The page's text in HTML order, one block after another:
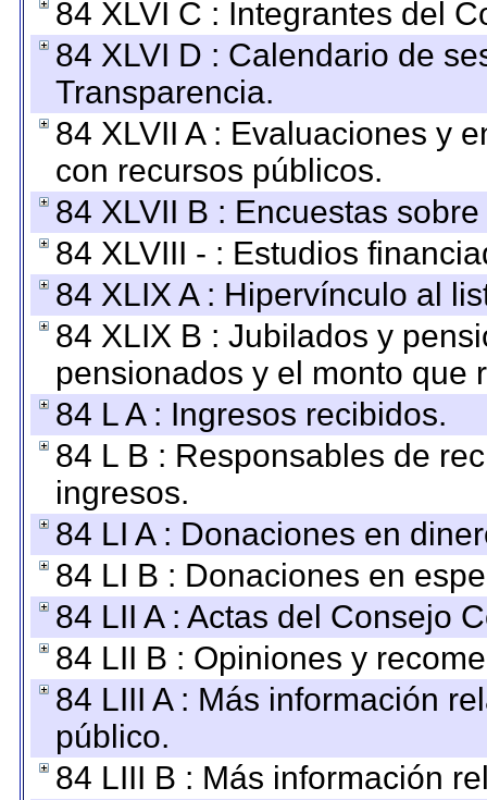
84 XLVI C : Integrantes del
84 XLVI D : Calendario de
Transparencia.
84 XLVII A : Evaluaciones y
con recursos públicos.
84 XLVII B : Encuestas
84 XLVIII - : Estudios
84 XLIX A : Hipervínculo al
84 XLIX B : Jubilados y
pensionados y el monto que
84 L A : Ingresos recibidos.
84 L B : Responsables de
ingresos.
84 LI A : Donaciones en
84 LI B : Donaciones en
84 LII A : Actas del Consejo
84 LII B : Opiniones y
84 LIII A : Más información
público.
84 LIII B : Más información